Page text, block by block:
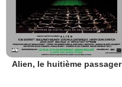
Alien, le huitième passager